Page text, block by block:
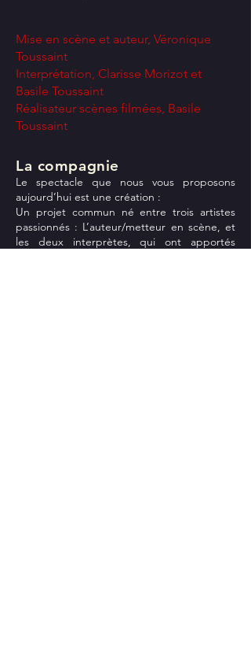
Mise en scène et auteur, Véronique
Toussaint
Interprétation, Clarisse Morizot et
Basile Toussaint
Réalisateur scènes filmées, Basile
Toussaint
La compagnie
Le spectacle que nous vous proposons
aujourd’hui est une création :
Un projet commun né entre trois artistes
passionnés : L’auteur/metteur en scène, et
les deux interprètes, qui ont apportés